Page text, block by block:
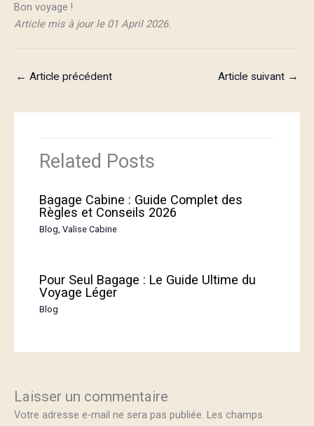
Bon voyage !
Article mis à jour le 01 April 2026.
← Article précédent Article suivant →
Related Posts
Bagage Cabine : Guide Complet des
Règles et Conseils 2026
Blog ,Valise Cabine
Pour Seul Bagage : Le Guide Ultime du
Voyage Léger
Blog
Laisser un commentaire
Votre adresse e-mail ne sera pas publiée. Les champs